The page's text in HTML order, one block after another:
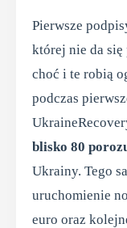
Pierwsze
której nie da
choć i te robią
podczas
blisko 80
Ukrainy. Tego
uruchomienie
euro oraz